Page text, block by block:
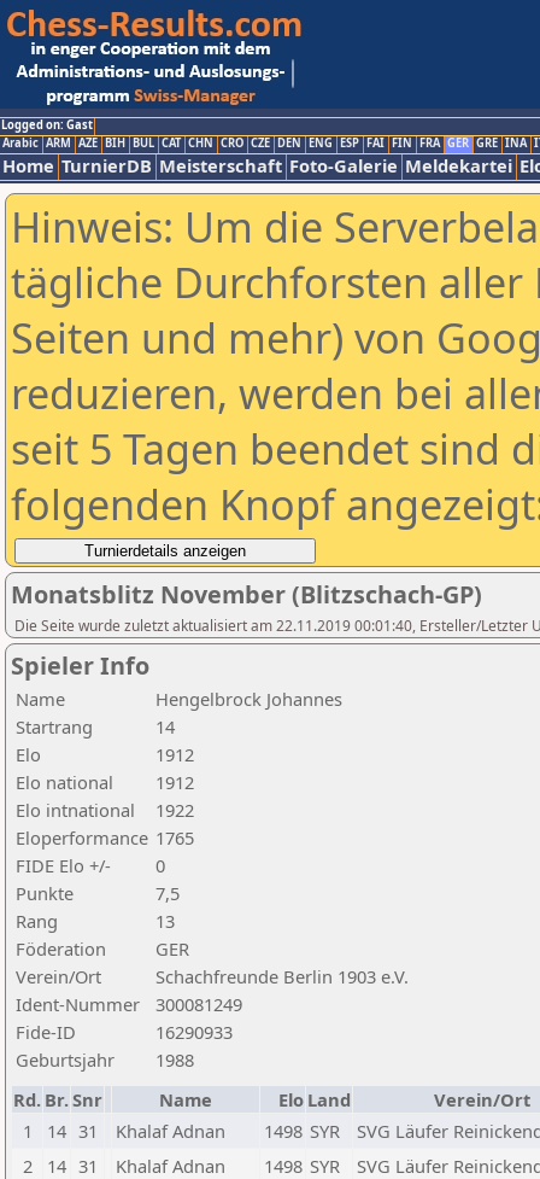
Logged on: Gast
Arabic ARM AZE BIH BUL CAT CHN CRO CZE DEN ENG ESP FAI FIN FRA GER GRE INA
Home TurnierDB Meisterschaft Foto-Galerie Meldekartei
Hinweis: Um die
tägliche Durchforsten aller
Seiten und mehr) von
reduzieren, werden bei
seit 5 Tagen beendet sind
folgenden Knopf
Monatsblitz November (Blitzschach-GP)
Die Seite wurde zuletzt aktualisiert am 22.11.2019 00:01:40, Ersteller/Letzter
Spieler Info
Name
Hengelbrock Johannes
Startrang
14
Elo
1912
Elo national
1912
Elo intnational
1922
Eloperformance 1765
FIDE Elo +/-
0
Punkte
7,5
Rang
13
Föderation
GER
Verein/Ort
Schachfreunde Berlin 1903 e.V.
Ident-Nummer
300081249
Fide-ID
16290933
Geburtsjahr
1988
Rd. Br.Snr Name Elo Land
Verein/Ort
1
14 31 Khalaf Adnan 1498 SYR
SVG Läufer
2
14 31 Khalaf Adnan 1498 SYR
SVG Läufer